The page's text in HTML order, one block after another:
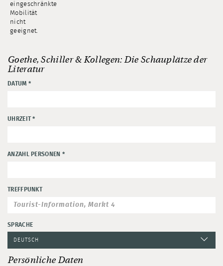
eingeschränkter
Mobilität
nicht
geeignet.
Goethe, Schiller & Kollegen: Die Schauplätze der
Literatur
DATUM *
UHRZEIT*
ANZAHL PERSONEN *
TREFFPUNKT
SPRACHE
Persönliche Daten